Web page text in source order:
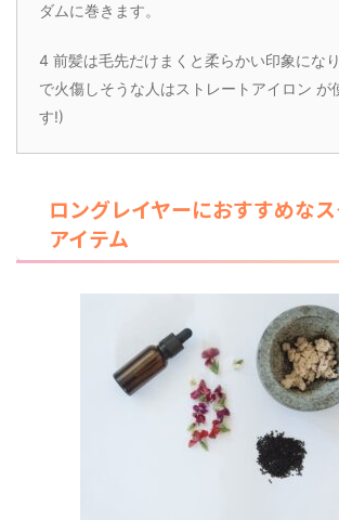
ダムに巻きます。
4 前髪は毛先だけまくと柔らかい印象にな
で火傷しそうな人はストレートアイロン が
す!)
ロングレイヤーにおすすめな
アイテム